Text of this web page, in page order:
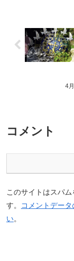
4
コメント
このサイトはスパ
す。
コメントデー
い。